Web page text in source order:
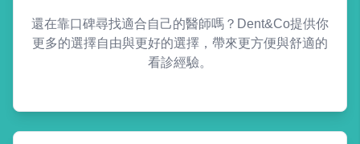
還在靠口碑尋找適合自己的醫師嗎？Dent&Co提供你
更多的選擇自由與更好的選擇，帶來更方便與舒適的
看診經驗。